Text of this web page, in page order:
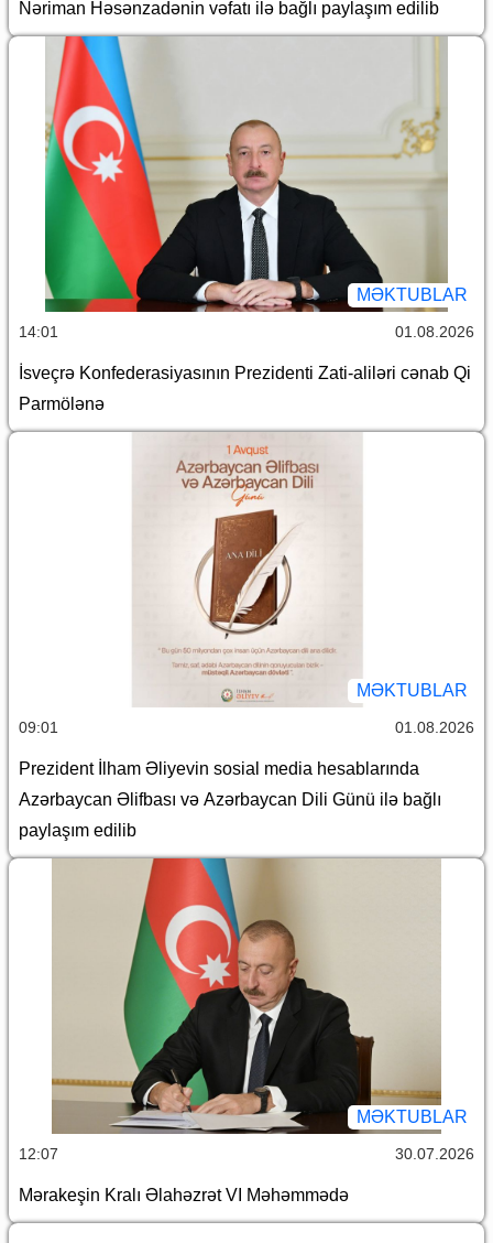
Nəriman Həsənzadənin vəfatı ilə bağlı paylaşım edilib
MƏKTUBLAR
14:01 01.08.2026
İsveçrə Konfederasiyasının Prezidenti Zati-aliləri cənab Qi
Parmölənə
MƏKTUBLAR
09:01 01.08.2026
Prezident İlham Əliyevin sosial media hesablarında
Azərbaycan Əlifbası və Azərbaycan Dili Günü ilə bağlı
paylaşım edilib
MƏKTUBLAR
12:07 30.07.2026
Mərakeşin Kralı Əlahəzrət VI Məhəmmədə